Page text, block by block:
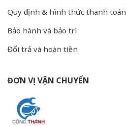
Quy định & hình thức thanh toán
Bảo hành và bảo trì
Đổi trả và hoàn tiền
ĐƠN VỊ VẬN CHUYỂN